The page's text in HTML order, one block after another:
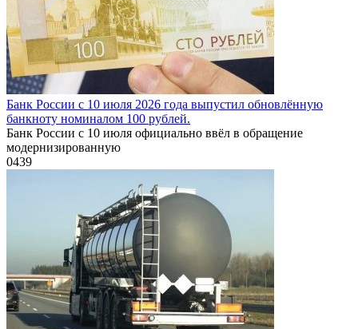
Банк России с 10 июля 2026 года выпустил обновлённую
банкноту номиналом 100 рублей.
Банк России с 10 июля официально ввёл в обращение
модернизированную
0439